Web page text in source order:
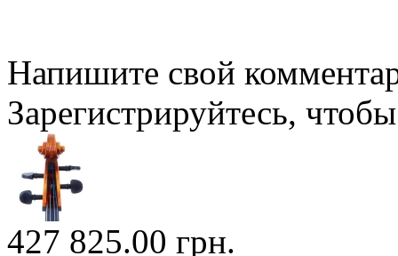
Напишите свой
Зарегистрируйтесь,
427 825.00 грн.